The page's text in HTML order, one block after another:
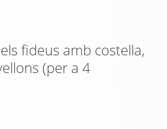
fideus amb costella,
(per a 4